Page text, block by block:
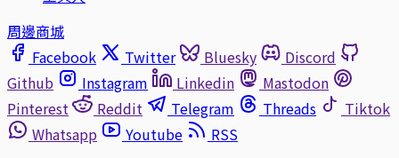
周邊商城
Facebook
Twitter Bluesky
Discord
Github
Instagram Linkedin
Mastodon
Pinterest
Reddit Telegram Threads
Tiktok
Whatsapp
Youtube
RSS